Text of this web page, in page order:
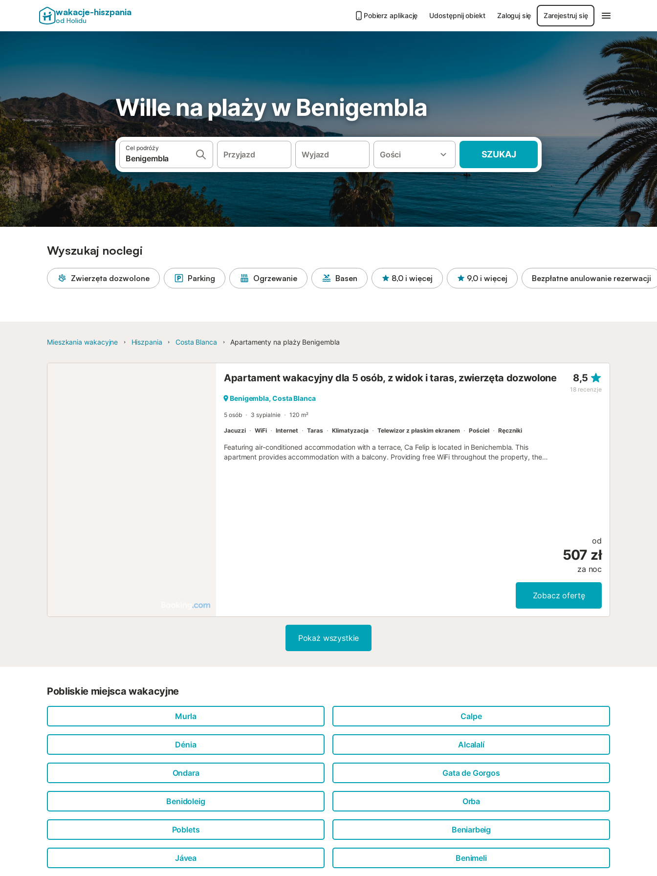
wakacje-hiszpania
od Holidu
Pobierz aplikację Udostępnij obiekt Zaloguj się Zarejestruj się
Wille na plaży w Benigembla
Cel podróży
Przyjazd Wyjazd Gości SZUKAJ
Wyszukaj noclegi
Zwierzęta dozwolone Parking Ogrzewanie Basen 8,0 i więcej 9,0 i więcej Bezpłatne anulowanie rezerwacji
Mieszkania wakacyjne Hiszpania Costa Blanca Apartamenty na plaży Benigembla
Apartament wakacyjny dla 5 osób, z widok i taras, zwierzęta dozwolone 8,5
18 recenzje
Benigembla, Costa Blanca
5 osób 3 sypialnie 120 m²
Jacuzzi WiFi Internet Taras Klimatyzacja Telewizor z płaskim ekranem Pościel Ręczniki
Featuring air-conditioned accommodation with a terrace, Ca Felip is located in Benichembla. This
apartment provides accommodation with a balcony. Providing free WiFi throughout the property, the
od
507 zł
za noc
Zobacz ofertę
Pokaż wszystkie
Pobliskie miejsca wakacyjne
Murla Calpe
Dénia Alcalalí
Ondara Gata de Gorgos
Benidoleig Orba
Poblets Beniarbeig
Jávea Benimeli